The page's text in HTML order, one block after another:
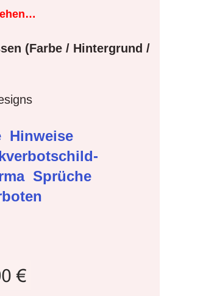
(Farbe / Hintergrund /
Hinweise
Sprüche